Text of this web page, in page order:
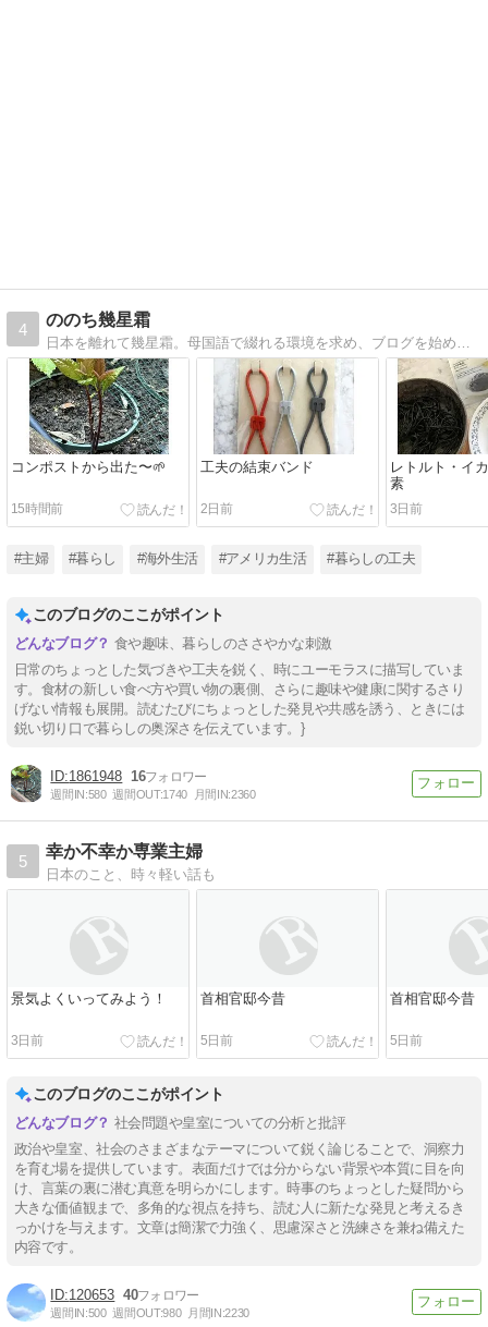
4
ののち幾星霜
コンポストから出た〜🌱
15時間前
工夫の結束バンド
2日前
レトルト・イ
素
3日前
#主婦 #暮らし #海外生活 #アメリカ生活 #暮らしの工夫
このブログのここがポイント
食や趣味、暮らしのささやかな刺激
日常のちょっとした気づきや工夫を鋭く、時にユーモラスに描写していま
す。食材の新しい食べ方や買い物の裏側、さらに趣味や健康に関するさり
げない情報も展開。読むたびにちょっとした発見や共感を誘う、ときには
鋭い切り口で暮らしの奥深さを伝えています。}
1861948 16
週間IN:580 週間OUT:1740 月間IN:2360
5
幸か不幸か専業主婦
日本のこと、時々軽い話も
景気よくいってみよう！
3日前
首相官邸今昔
5日前
首相官邸今昔
5日前
このブログのここがポイント
社会問題や皇室についての分析と批評
政治や皇室、社会のさまざまなテーマについて鋭く論じることで、洞察力
を育む場を提供しています。表面だけでは分からない背景や本質に目を向
け、言葉の裏に潜む真意を明らかにします。時事のちょっとした疑問から
大きな価値観まで、多角的な視点を持ち、読む人に新たな発見と考えるき
っかけを与えます。文章は簡潔で力強く、思慮深さと洗練さを兼ね備えた
内容です。
120653 40
週間IN:500 週間OUT:980 月間IN:2230